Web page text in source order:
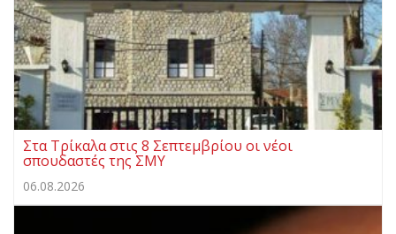
Στα Τρίκαλα στις 8 Σεπτεμβρίου οι νέοι
σπουδαστές της ΣΜΥ
06.08.2026